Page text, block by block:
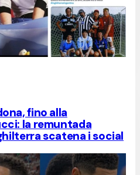
fino alla
la remuntada
scatena i social